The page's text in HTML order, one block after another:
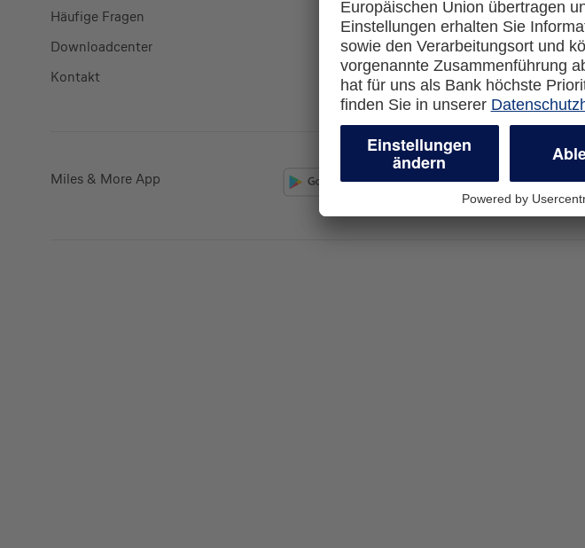
Häufige Fragen
Downloadcenter
Kontakt
Kreditkarten-Banking
miles-and-more.com
lufthansa.com
Miles & More App